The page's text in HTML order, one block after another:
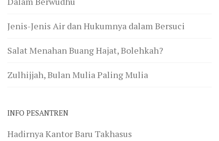
Jenis-Jenis Air dan Hukumnya dalam Bersuci
Salat Menahan Buang Hajat, Bolehkah?
Zulhijjah, Bulan Mulia Paling Mulia
INFO PESANTREN
Hadirnya Kantor Baru Takhasus